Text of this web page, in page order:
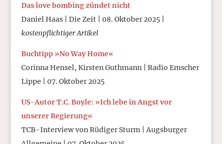
Das love bombing zündet nicht
Daniel Haas | Die Zeit | 08. Oktober 2025 |
kostenpflichtiger Artikel
Buchtipp »No Way Home«
Corinna Hensel, Kirsten Guthmann | Radio Emscher
Lippe | 07. Oktober 2025
US-Autor T.C. Boyle: »Ich lebe in Angst vor
unserer Regierung«
TCB-Interview von Rüdiger Sturm | Augsburger